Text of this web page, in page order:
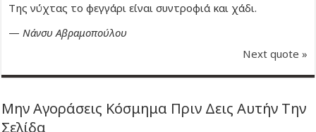
Της νύχτας το φεγγάρι είναι συντροφιά και χάδι.
—Νάνσυ Αβραμοπούλου
Next quote »
Μην Αγοράσεις Κόσμημα Πριν Δεις Αυτήν Την
Σελίδα